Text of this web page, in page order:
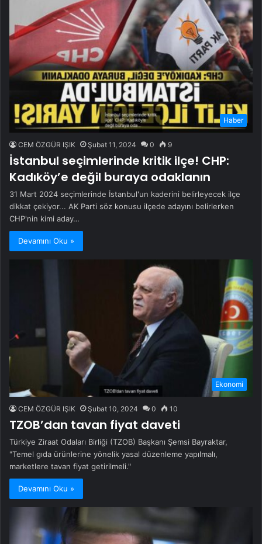
Haber
CEM ÖZGÜR IŞIK Şubat 11, 2024 0 9
İstanbul seçimlerinde kritik ilçe! CHP:
Kadıköy’e değil buraya odaklanın
31 Mart 2024 seçimlerinde İstanbul'un kaderini belirleyecek ilçe
dikkat çekiyor... AK Parti söz konusu ilçede adayını belirlerken
CHP'nin kimi aday…
Devamını Oku »
Ekonomi
CEM ÖZGÜR IŞIK Şubat 10, 2024 0 10
TZOB’dan tavan fiyat daveti
Türkiye Ziraat Odaları Birliği (TZOB) Başkanı Şemsi Bayraktar,
"Temel gıda ürünlerine yönelik yasal düzenleme yapılmalı,
marketlere tavan fiyat getirilmeli."
Devamını Oku »